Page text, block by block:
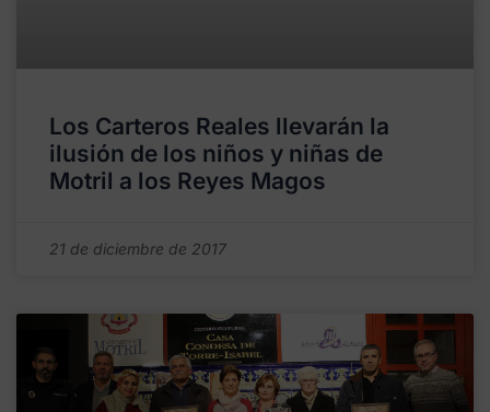
Los Carteros Reales llevarán la
ilusión de los niños y niñas de
Motril a los Reyes Magos
21 de diciembre de 2017